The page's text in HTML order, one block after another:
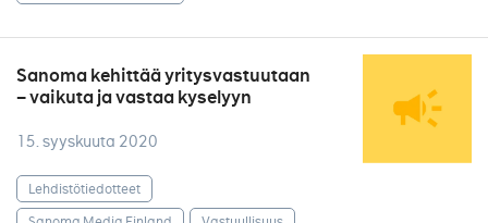
Sanoma kehittää yritysvastuutaan
– vaikuta ja vastaa kyselyyn
15. syyskuuta 2020
Lehdistötiedotteet